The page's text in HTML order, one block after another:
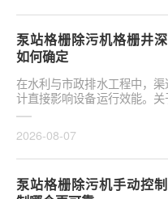
泵站格栅除污机格栅井
如何确定
在水利与市政排水工程中，
计直接影响设备运行效能。
除污机格栅井深度和宽度如何
2026-08-07
泵站格栅除污机手动控